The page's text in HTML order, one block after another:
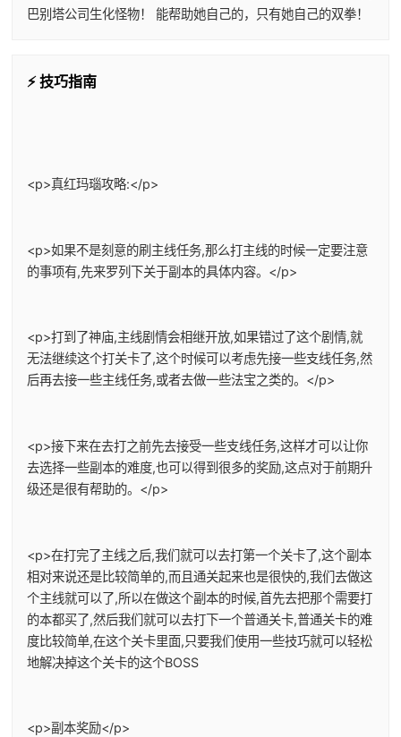
巴别塔公司生化怪物！ 能帮助她自己的，只有她自己的双拳！
⚡ 技巧指南
<p>真红玛瑙攻略:</p>
<p>如果不是刻意的刷主线任务,那么打主线的时候一定要注意
的事项有,先来罗列下关于副本的具体内容。</p>
<p>打到了神庙,主线剧情会相继开放,如果错过了这个剧情,就
无法继续这个打关卡了,这个时候可以考虑先接一些支线任务,然
后再去接一些主线任务,或者去做一些法宝之类的。</p>
<p>接下来在去打之前先去接受一些支线任务,这样才可以让你
去选择一些副本的难度,也可以得到很多的奖励,这点对于前期升
级还是很有帮助的。</p>
<p>在打完了主线之后,我们就可以去打第一个关卡了,这个副本
相对来说还是比较简单的,而且通关起来也是很快的,我们去做这
个主线就可以了,所以在做这个副本的时候,首先去把那个需要打
的本都买了,然后我们就可以去打下一个普通关卡,普通关卡的难
度比较简单,在这个关卡里面,只要我们使用一些技巧就可以轻松
地解决掉这个关卡的这个BOSS
<p>副本奖励</p>